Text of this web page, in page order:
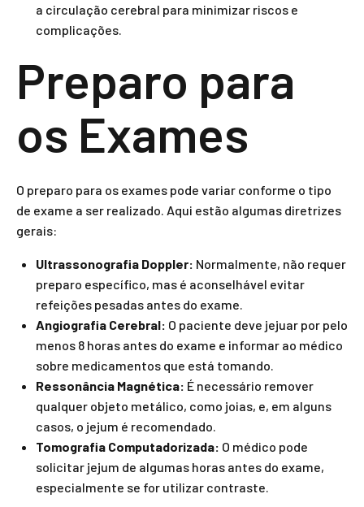
a circulação cerebral para minimizar riscos e
complicações.
Preparo para
os Exames
O preparo para os exames pode variar conforme o tipo
de exame a ser realizado. Aqui estão algumas diretrizes
gerais:
Ultrassonografia Doppler: Normalmente, não requer
preparo específico, mas é aconselhável evitar
refeições pesadas antes do exame.
Angiografia Cerebral: O paciente deve jejuar por pelo
menos 8 horas antes do exame e informar ao médico
sobre medicamentos que está tomando.
Ressonância Magnética: É necessário remover
qualquer objeto metálico, como joias, e, em alguns
casos, o jejum é recomendado.
Tomografia Computadorizada: O médico pode
solicitar jejum de algumas horas antes do exame,
especialmente se for utilizar contraste.